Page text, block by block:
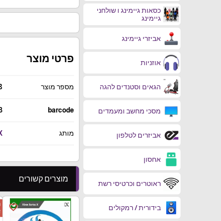
כסאות גיימינג ו שולחני
גיימינג
אביזרי גיימינג
אוזניות
הגאים וסטנדים להגה
מסכי מחשב ומעמדים
אביזרים לטלפון
אחסון
ראוטרים וכרטיסי רשת
בידורית / רמקולים
פרטי מוצר
מספר מוצר
barcode
מותג
מוצרים קשורים
favorite_border